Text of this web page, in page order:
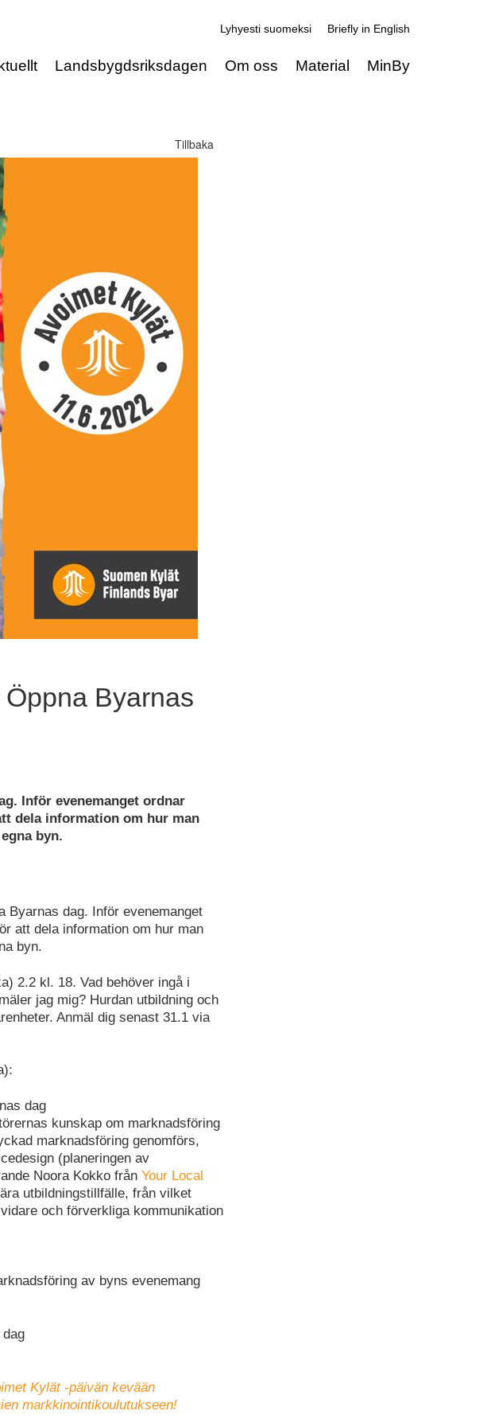
Lyhyesti suomeksi Briefly in English
Landsbygdsriksdagen Om oss Material MinBy
Tillbaka
Byarnas
Inför evenemanget ordnar
dela information om hur man
byn.
Byarnas dag. Inför evenemanget
att dela information om hur man
byn.
2.2 kl. 18. Vad behöver ingå i
jag mig? Hurdan utbildning och
Anmäl dig senast 31.1 via
dag
kunskap om marknadsföring
marknadsföring genomförs,
(planeringen av
Noora Kokko från Your Local
utbildningstillfälle, från vilket
och förverkliga kommunikation
av byns evenemang
Kylät -päivän kevään
markkinointikoulutukseen!